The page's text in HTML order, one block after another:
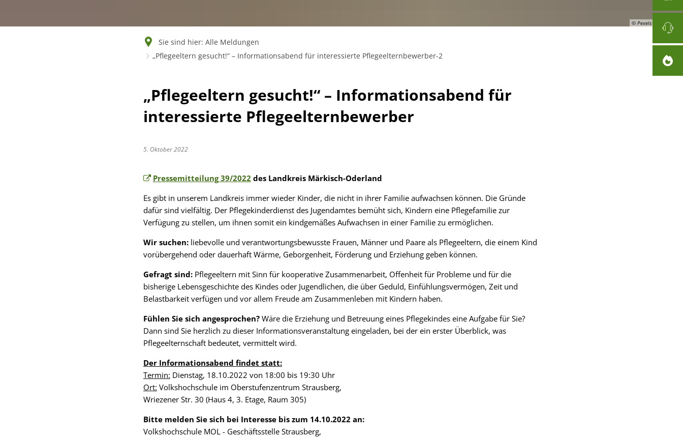
© Pexels auf Pixabay
Sie sind hier: Alle Meldungen
„Pflegeeltern gesucht!“ – Informationsabend für interessierte Pflegeelternbewerber-2
„Pflegeeltern gesucht!“ – Informationsabend für
interessierte Pflegeelternbewerber
5. Oktober 2022
Pressemitteilung 39/2022 des Landkreis Märkisch-Oderland
Es gibt in unserem Landkreis immer wieder Kinder, die nicht in ihrer Familie aufwachsen können. Die Gründe
dafür sind vielfältig. Der Pflegekinderdienst des Jugendamtes bemüht sich, Kindern eine Pflegefamilie zur
Verfügung zu stellen, um ihnen somit ein kindgemäßes Aufwachsen in einer Familie zu ermöglichen.
Wir suchen: liebevolle und verantwortungsbewusste Frauen, Männer und Paare als Pflegeeltern, die einem Kind
vorübergehend oder dauerhaft Wärme, Geborgenheit, Förderung und Erziehung geben können.
Gefragt sind: Pflegeeltern mit Sinn für kooperative Zusammenarbeit, Offenheit für Probleme und für die
bisherige Lebensgeschichte des Kindes oder Jugendlichen, die über Geduld, Einfühlungsvermögen, Zeit und
Belastbarkeit verfügen und vor allem Freude am Zusammenleben mit Kindern haben.
Fühlen Sie sich angesprochen? Wäre die Erziehung und Betreuung eines Pflegekindes eine Aufgabe für Sie?
Dann sind Sie herzlich zu dieser Informationsveranstaltung eingeladen, bei der ein erster Überblick, was
Pflegeelternschaft bedeutet, vermittelt wird.
Der Informationsabend findet statt:
Termin: Dienstag, 18.10.2022 von 18:00 bis 19:30 Uhr
Ort: Volkshochschule im Oberstufenzentrum Strausberg,
Wriezener Str. 30 (Haus 4, 3. Etage, Raum 305)
Bitte melden Sie sich bei Interesse bis zum 14.10.2022 an:
Volkshochschule MOL - Geschäftsstelle Strausberg,